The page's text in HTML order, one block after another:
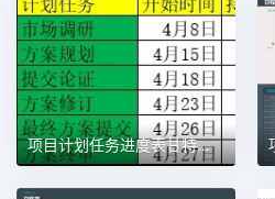
项目计划任务进度表甘特图1甘特图excel模板